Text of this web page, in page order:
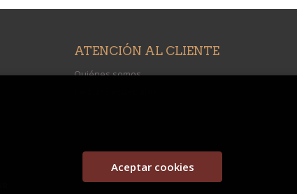
ATENCIÓN AL CLIENTE
Quiénes somos
Aceptar cookies